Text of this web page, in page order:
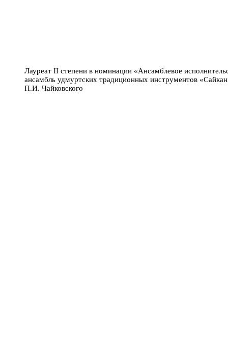
Лауреат II степени в номинации «Ансамблевое
ансамбль удмуртских традиционных инструментов
П.И. Чайковского